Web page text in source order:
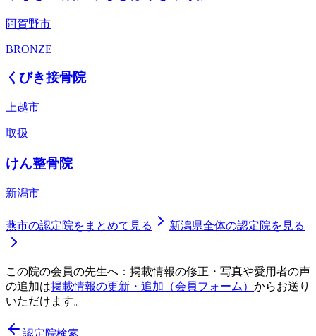
阿賀野市
BRONZE
くびき接骨院
上越市
取扱
けん整骨院
新潟市
燕市の認定院をまとめて見る 新潟県全体の認定院を見る
この院の会員の先生へ：掲載情報の修正・写真や愛用者の声
の追加は掲載情報の更新・追加（会員フォーム） からお送り
いただけます。
認定院検索